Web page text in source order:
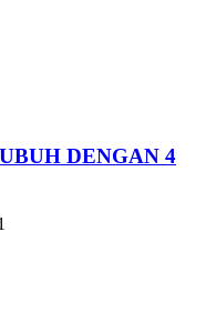
DENGAN 4